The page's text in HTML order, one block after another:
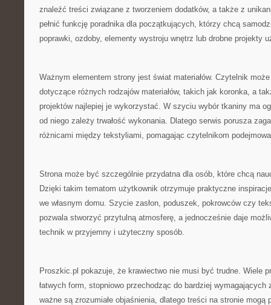
znaleźć treści związane z tworzeniem dodatków, a także z
pełnić funkcję poradnika dla początkujących, którzy chcą
poprawki, ozdoby, elementy wystroju wnętrz lub drobne projekty
Ważnym elementem strony jest świat materiałów. Czytelnik
dotyczące różnych rodzajów materiałów, takich jak koronka, a
projektów najlepiej je wykorzystać. W szyciu wybór tkaniny ma
od niego zależy trwałość wykonania. Dlatego serwis porusza
różnicami między tekstyliami, pomagając czytelnikom
Strona może być szczególnie przydatna dla osób, które chcą
Dzięki takim tematom użytkownik otrzymuje praktyczne
we własnym domu. Szycie zasłon, poduszek, pokrowców czy
pozwala stworzyć przytulną atmosferę, a jednocześnie daje
technik w przyjemny i użyteczny sposób.
Proszkic.pl pokazuje, że krawiectwo nie musi być trudne. Wiele
łatwych form, stopniowo przechodząc do bardziej
ważne są zrozumiałe objaśnienia, dlatego treści na stronie mogą